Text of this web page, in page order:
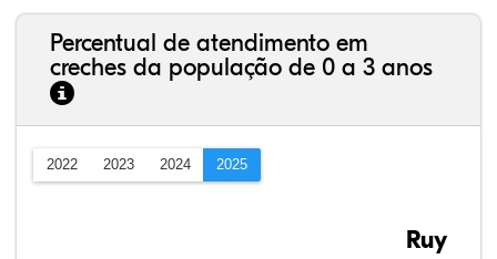
Percentual de atendimento em
creches da população de 0 a 3 anos
2022 2023 2024 2025
Ruy